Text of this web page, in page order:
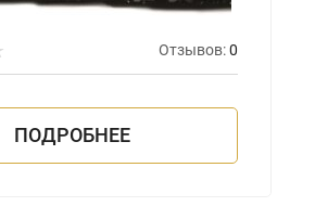
Отзывов:0
ПОДРОБНЕЕ